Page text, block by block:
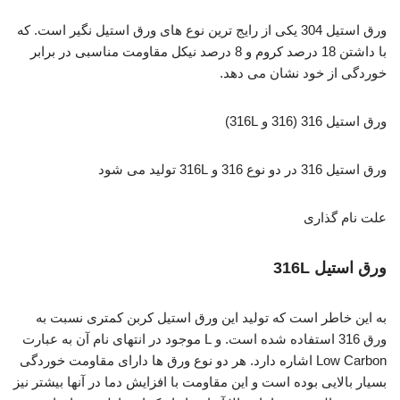
ورق استیل 304
یکی از رایج ترین نوع های ورق استیل نگیر است. که
با داشتن 18 درصد کروم و 8 درصد نیکل مقاومت مناسبی در برابر
خوردگی از خود نشان می دهد.
ورق استیل 316 (316 و 316L)
ورق استیل 316 در دو نوع 316 و 316L تولید می شود
علت نام گذاری
ورق استیل 316L
به این خاطر است که تولید این ورق استیل کربن کمتری نسبت به
ورق 316 استفاده شده است. و L موجود در انتهای نام آن به عبارت
Low Carbon اشاره دارد. هر دو نوع ورق ها دارای مقاومت خوردگی
بسیار بالایی بوده است و این مقاومت با افزایش دما در آنها بیشتر نیز